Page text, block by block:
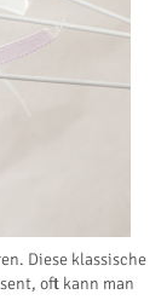
Diese klassische
oft kann man